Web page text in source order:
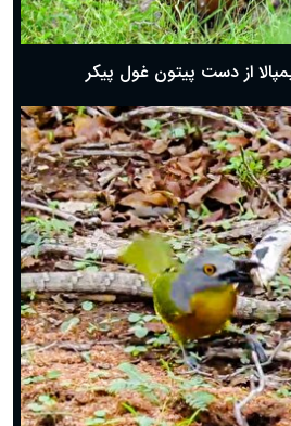
از دست پیتون غول پیکر